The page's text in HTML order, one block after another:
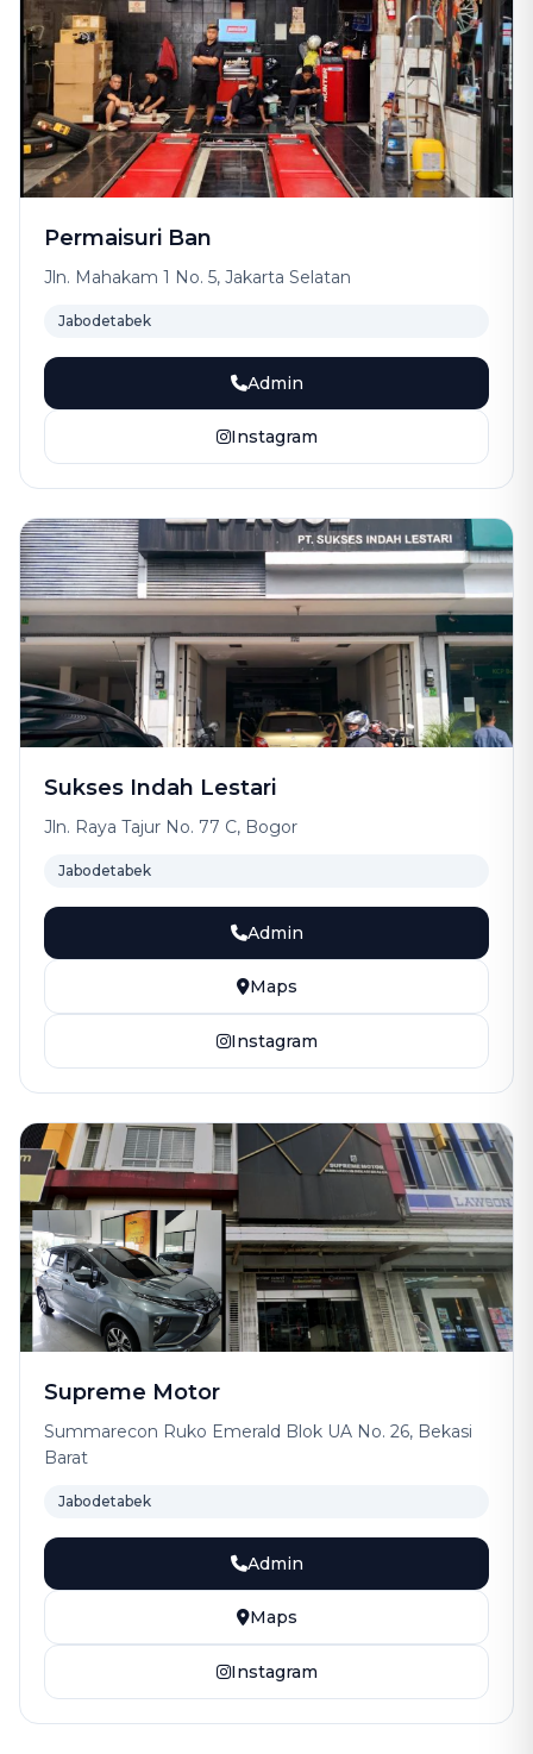
Permaisuri Ban
Jln. Mahakam 1 No. 5, Jakarta Selatan
Jabodetabek
Admin
Instagram
Sukses Indah Lestari
Jln. Raya Tajur No. 77 C, Bogor
Jabodetabek
Admin
Maps
Instagram
Supreme Motor
Summarecon Ruko Emerald Blok UA No. 26, Bekasi
Barat
Jabodetabek
Admin
Maps
Instagram